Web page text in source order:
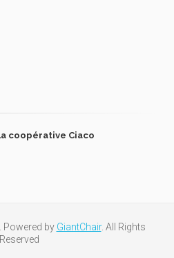
coopérative Ciaco
Powered by GiantChair. All Rights
Reserved